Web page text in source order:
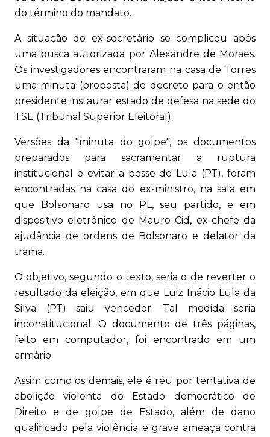
do término do mandato.
A situação do ex-secretário se complicou após
uma busca autorizada por Alexandre de Moraes.
Os investigadores encontraram na casa de Torres
uma minuta (proposta) de decreto para o então
presidente instaurar estado de defesa na sede do
TSE (Tribunal Superior Eleitoral).
Versões da "minuta do golpe", os documentos
preparados para sacramentar a ruptura
institucional e evitar a posse de Lula (PT), foram
encontradas na casa do ex-ministro, na sala em
que Bolsonaro usa no PL, seu partido, e em
dispositivo eletrônico de Mauro Cid, ex-chefe da
ajudância de ordens de Bolsonaro e delator da
trama.
O objetivo, segundo o texto, seria o de reverter o
resultado da eleição, em que Luiz Inácio Lula da
Silva (PT) saiu vencedor. Tal medida seria
inconstitucional. O documento de três páginas,
feito em computador, foi encontrado em um
armário.
Assim como os demais, ele é réu por tentativa de
abolição violenta do Estado democrático de
Direito e de golpe de Estado, além de dano
qualificado pela violência e grave ameaça contra